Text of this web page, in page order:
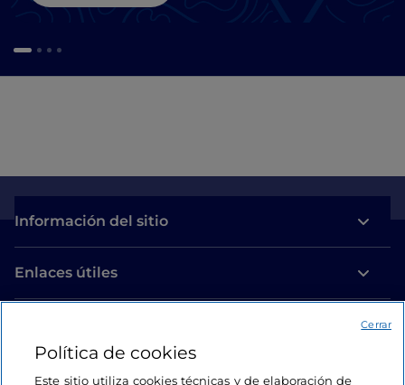
Información del sitio
Enlaces útiles
Estamos en contacto
Política de cookies
Este sitio utiliza cookies técnicas y de elaboración de
Cerrar